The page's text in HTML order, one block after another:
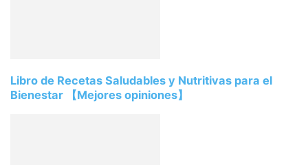
Libro de Recetas Saludables y Nutritivas para el
Bienestar 【Mejores opiniones】